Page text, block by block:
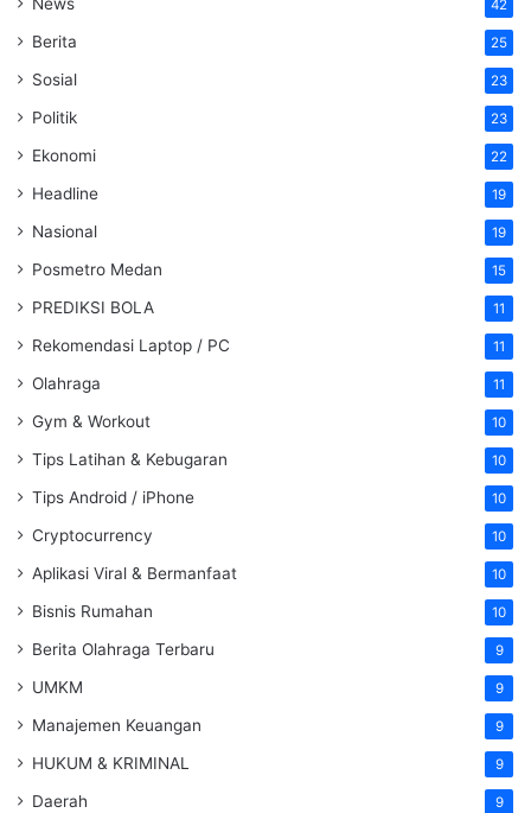
News 42
Berita 25
Sosial 23
Politik 23
Ekonomi 22
Headline 19
Nasional 19
Posmetro Medan 15
PREDIKSI BOLA 11
Rekomendasi Laptop / PC 11
Olahraga 11
Gym & Workout 10
Tips Latihan & Kebugaran 10
Tips Android / iPhone 10
Cryptocurrency 10
Aplikasi Viral & Bermanfaat 10
Bisnis Rumahan 10
Berita Olahraga Terbaru 9
UMKM 9
Manajemen Keuangan 9
HUKUM & KRIMINAL 9
Daerah 9